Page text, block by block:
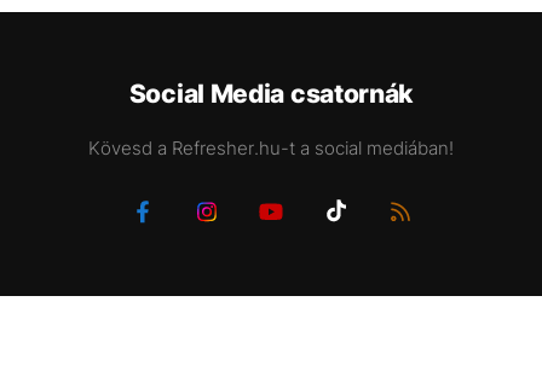
Social Media csatornák
Kövesd a Refresher.hu-t a social mediában!